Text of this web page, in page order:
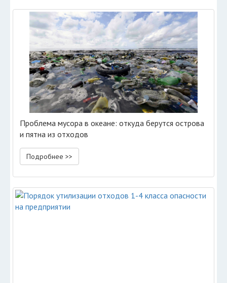
Проблема мусора в океане: откуда берутся острова
и пятна из отходов
Подробнее >>